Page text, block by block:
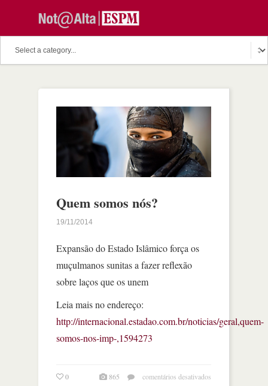
Quem somos nós?
19/11/2014
Expansão do Estado Islâmico força os
muçulmanos sunitas a fazer reflexão
sobre laços que os unem
Leia mais no endereço:
http://internacional.estadao.com.br/noticias/geral,quem-
somos-nos-imp-,1594273
0 865 comentários desativados